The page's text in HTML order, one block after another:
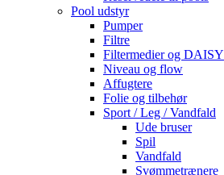
Pool udstyr
Pumper
Filtre
Filtermedier og DAISY
Niveau og flow
Affugtere
Folie og tilbehør
Sport / Leg / Vandfald
Ude bruser
Spil
Vandfald
Svømmetrænere